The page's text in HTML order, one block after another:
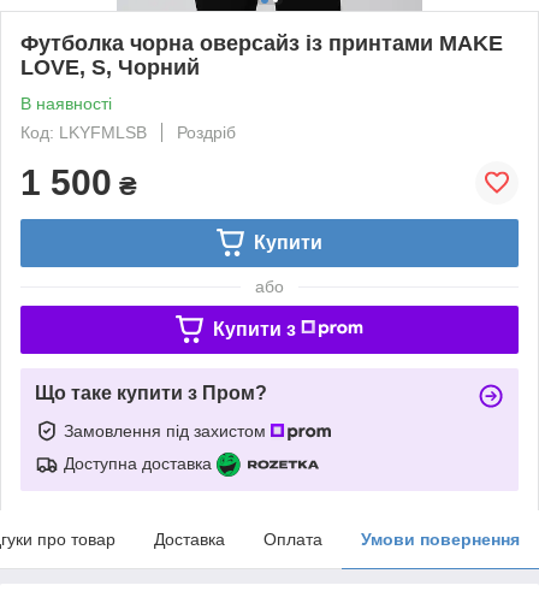
Футболка чорна оверсайз із принтами MAKE
LOVE, S, Чорний
В наявності
Код: LKYFMLSB
Роздріб
1 500 ₴
Купити
або
Купити з
Що таке купити з Пром?
Замовлення під захистом
Доступна доставка
про товар Доставка Оплата Умови повернення